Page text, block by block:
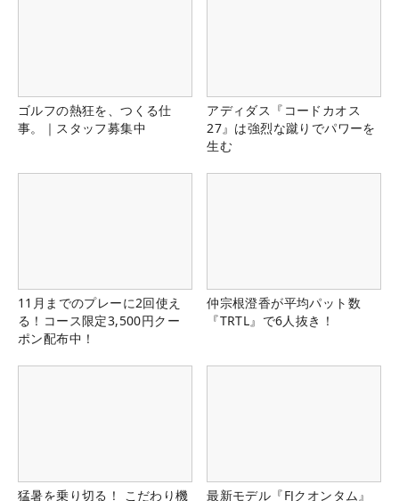
ゴルフの熱狂を、つくる仕
事。｜スタッフ募集中
アディダス『コードカオス
27』は強烈な蹴りでパワーを
生む
11月までのプレーに2回使え
る！コース限定3,500円クー
ポン配布中！
仲宗根澄香が平均パット数
『TRTL』で6人抜き！
猛暑を乗り切る！ こだわり機
最新モデル『FJクオンタム』